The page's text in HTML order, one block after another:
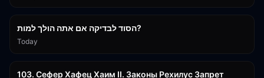
הסוד לבדיקה אם אתה הולך למות?
Today
103. Сефер Хафец Хаим II. Законы Рехилус Запрет